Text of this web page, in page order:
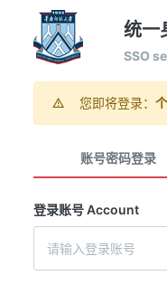
统一
SSO
您即将登录：
账号密码登录
登录账号 Account